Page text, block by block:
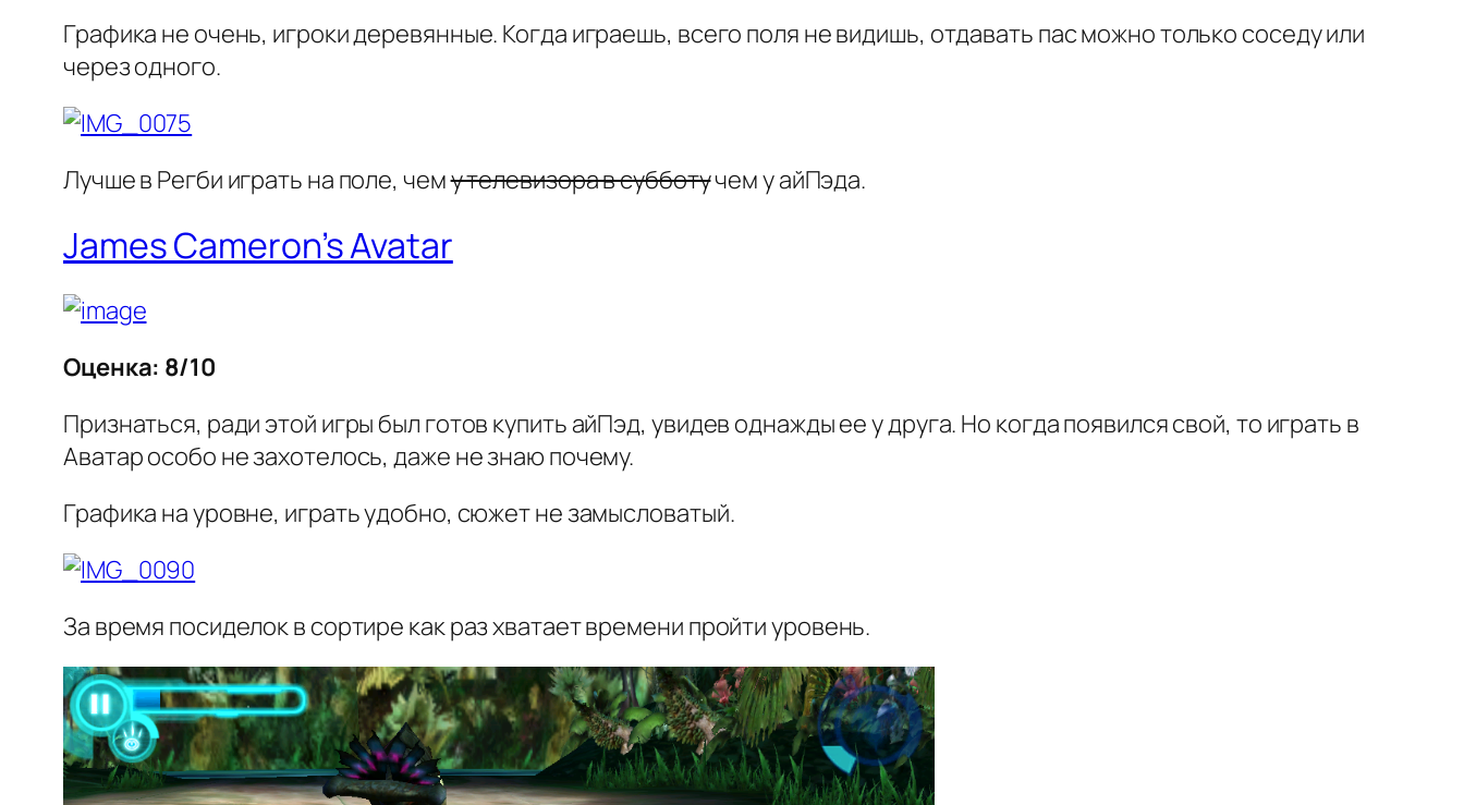
Графика не очень, игроки деревянные. Когда играешь, всего поля не видишь, отдавать пас можно только соседу или
через одного.
Лучше в Регби играть на поле, чему телевизора в субботучем у айПэда.
James Cameron’s Avatar
Оценка: 8/10
Признаться, ради этой игры был готов купить айПэд, увидев однажды ее у друга. Но когда появился свой, то играть в
Аватар особо не захотелось, даже не знаю почему.
Графика на уровне, играть удобно, сюжет не замысловатый.
За время посиделок в сортире как раз хватает времени пройти уровень.